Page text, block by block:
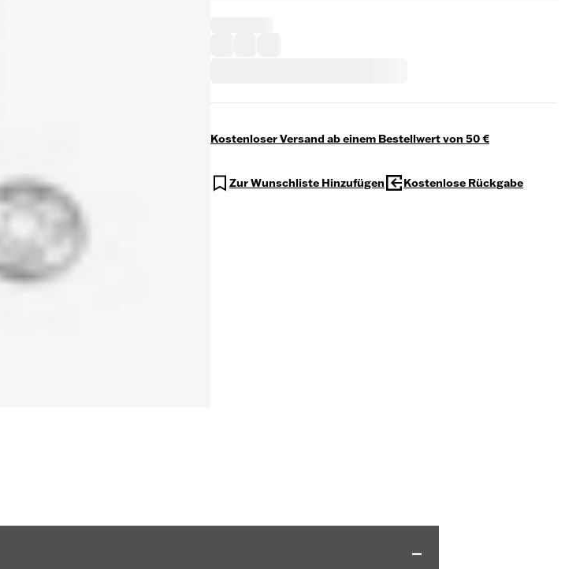
Kostenloser Versand ab einem Bestellwert von 50 €
Zur Wunschliste Hinzufügen Kostenlose Rückgabe